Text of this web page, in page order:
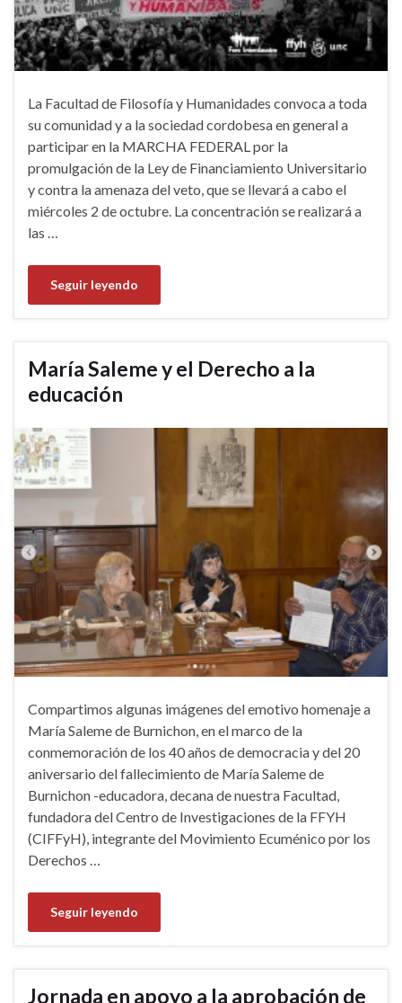
La Facultad de Filosofía y Humanidades convoca a toda
su comunidad y a la sociedad cordobesa en general a
participar en la MARCHA FEDERAL por la
promulgación de la Ley de Financiamiento Universitario
y contra la amenaza del veto, que se llevará a cabo el
miércoles 2 de octubre. La concentración se realizará a
las …
Seguir leyendo
María Saleme y el Derecho a la
educación
Compartimos algunas imágenes del emotivo homenaje a
María Saleme de Burnichon, en el marco de la
conmemoración de los 40 años de democracia y del 20
aniversario del fallecimiento de María Saleme de
Burnichon -educadora, decana de nuestra Facultad,
fundadora del Centro de Investigaciones de la FFYH
(CIFFyH), integrante del Movimiento Ecuménico por los
Derechos …
Seguir leyendo
Jornada en apoyo a la aprobación de